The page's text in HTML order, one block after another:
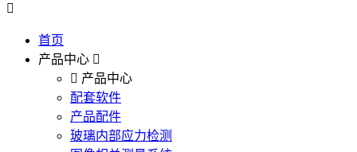
首页
产品中心
产品中心
配套软件
产品配件
玻璃内部应力检测